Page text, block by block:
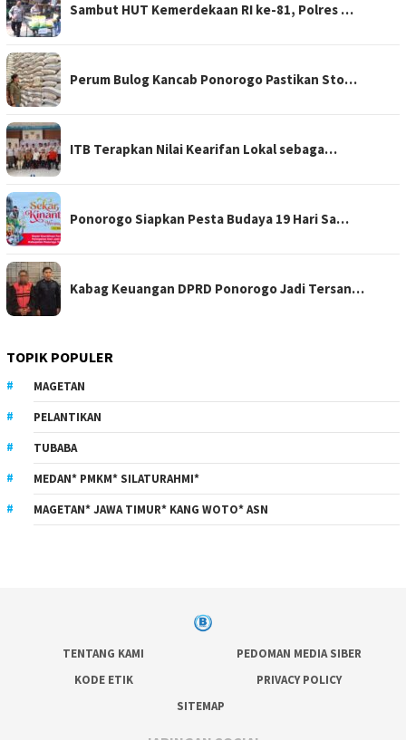
Sambut HUT Kemerdekaan RI ke-81, Polres …
Perum Bulog Kancab Ponorogo Pastikan Sto…
ITB Terapkan Nilai Kearifan Lokal sebaga…
Ponorogo Siapkan Pesta Budaya 19 Hari Sa…
Kabag Keuangan DPRD Ponorogo Jadi Tersan…
TOPIK POPULER
MAGETAN
PELANTIKAN
TUBABA
MEDAN* PMKM* SILATURAHMI*
MAGETAN* JAWA TIMUR* KANG WOTO* ASN
TENTANG KAMI
PEDOMAN MEDIA SIBER
KODE ETIK
PRIVACY POLICY
SITEMAP